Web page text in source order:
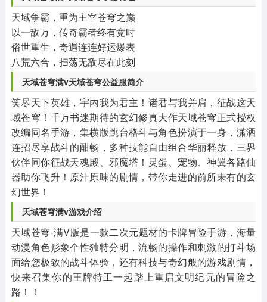
天域争霸，重为主宰苍穹之巅
以一敌万，传奇霸者终有竞时
俗世重生，奇遇连连好运爆表
八荒六合，扫荡无敌尽在此刻
天域苍穹满v天域苍穹公益服简介
笑尽天下英雄，宇内我为君主！诸君与我并肩，征战这天
域苍穹！千万书迷期待的玄幻修真大作天域苍穹正式授权
改编同名手游，集横版跳台格斗与角色扮演于一身，潇洒
连招尽享战斗的酣畅，多种技能自由组合华丽释放，三界
伙伴同你征战天魂殿、邪魔塔！灵蛋、宠物、神翼各路仙
器助你飞升！原汁原味的剧情，带你走进的前所未有的玄
幻世界！
天域苍穹满v游戏介绍
天域苍穹-满V版是一款二次元题材的卡牌冒险手游，海量
动漫角色形象个性独特分明，流畅的操作和刺激的打斗场
面给您极致的战斗体验，还有科技与奇幻般的游戏剧情，
快来召集你的王牌特工一起踏上重启文明纪元的冒险之
路！！